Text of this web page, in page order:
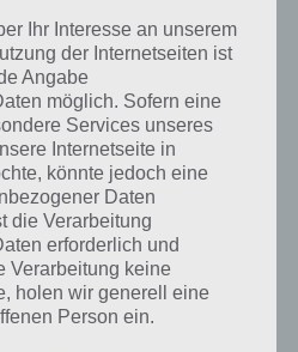
1 Wort Richtig Lecker (Juni
Rätsel – Alle Lösungen
01. Juni 2024
1 Wort Zauberhafte
(Mai 2024) Tägliches
Alle Lösungen
29. April 2024
1 Wort Gemütliches Wohnen
Tägliches Rätsel – Alle
01. April 2024
Ihr Interesse an unserem
der Internetseiten ist
Angabe
möglich. Sofern eine
Services unseres
Internetseite in
könnte jedoch eine
Daten
die Verarbeitung
erforderlich und
Verarbeitung keine
holen wir generell eine
Person ein.